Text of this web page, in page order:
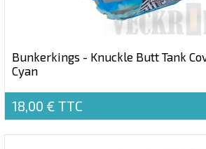
Bunkerkings - Knuckle Butt Tank
Cyan
18,00 € TTC